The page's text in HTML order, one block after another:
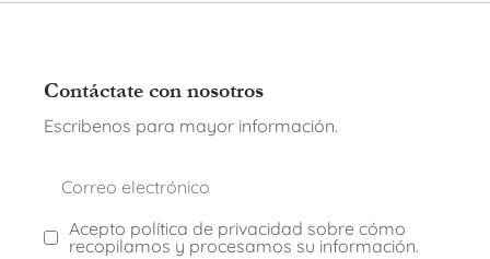
Contáctate con nosotros
Escribenos para mayor información.
Acepto política de privacidad sobre cómo
recopilamos y procesamos su información.